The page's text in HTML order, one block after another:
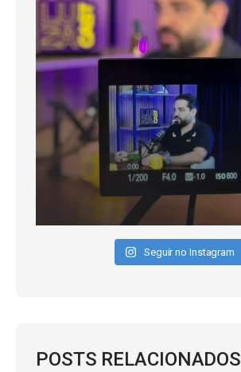
Seguir no Instagram
POSTS RELACIONADOS